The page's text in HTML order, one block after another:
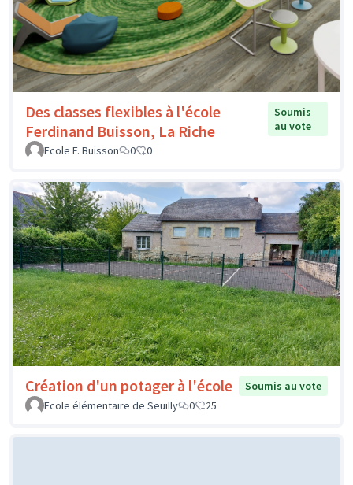
Des classes flexibles à l'école
Ferdinand Buisson, La Riche
Soumis
au vote
Ecole F. Buisson
0 0
Création d'un potager à l'école
Soumis au vote
Ecole élémentaire de Seuilly
0 25